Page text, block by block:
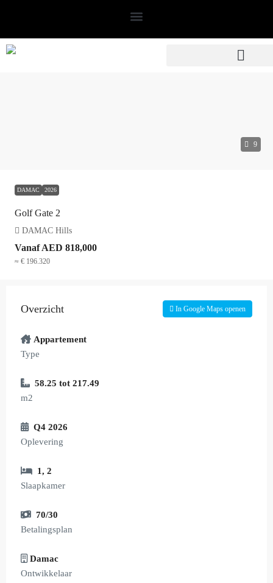
9
DAMAC 2026
Golf Gate 2
DAMAC Hills
VanafAED 818,000
≈ € 196.320
Overzicht In Google Maps openen
Appartement
Type
58.25 tot 217.49
m2
Q4 2026
Oplevering
1, 2
Slaapkamer
70/30
Betalingsplan
Damac
Ontwikkelaar